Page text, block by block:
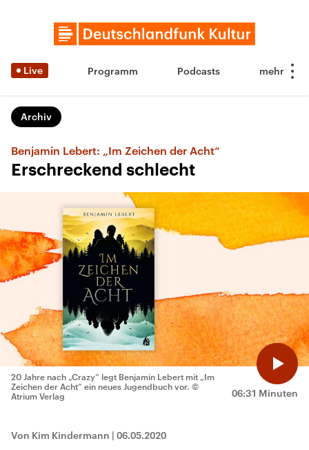
Live Programm Podcasts
Archiv
Benjamin Lebert: „Im Zeichen der Acht“
Erschreckend schlecht
06:31 Minuten
20 Jahre nach „Crazy“ legt Benjamin Lebert mit „Im
Zeichen der Acht“ ein neues Jugendbuch vor. ©
Atrium Verlag
Von Kim Kindermann | 06.05.2020